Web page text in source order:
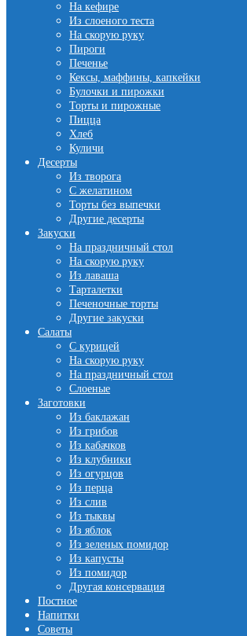
На кефире
Из слоеного теста
На скорую руку
Пироги
Печенье
Кексы, маффины, капкейки
Булочки и пирожки
Торты и пирожные
Пицца
Хлеб
Куличи
Десерты
Из творога
С желатином
Торты без выпечки
Другие десерты
Закуски
На праздничный стол
На скорую руку
Из лаваша
Тарталетки
Печеночные торты
Другие закуски
Салаты
С курицей
На скорую руку
На праздничный стол
Слоеные
Заготовки
Из баклажан
Из грибов
Из кабачков
Из клубники
Из огурцов
Из перца
Из слив
Из тыквы
Из яблок
Из зеленых помидор
Из капусты
Из помидор
Другая консервация
Постное
Напитки
Советы